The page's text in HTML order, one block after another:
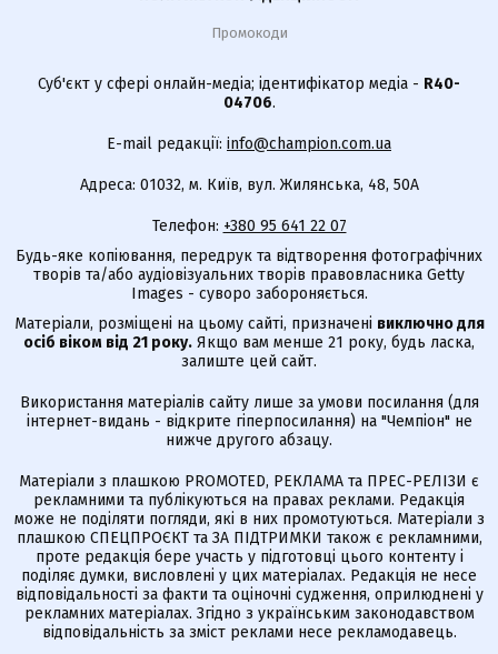
Промокоди
Суб'єкт у сфері онлайн-медіа; ідентифікатор медіа - R40-
04706.
E-mail редакції: info@champion.com.ua
Адреса: 01032, м. Київ, вул. Жилянська, 48, 50А
Телефон: +380 95 641 22 07
Будь-яке копіювання, передрук та відтворення фотографічних
творів та/або аудіовізуальних творів правовласника Getty
Images - суворо забороняється.
Матеріали, розміщені на цьому сайті, призначені виключно для
осіб віком від 21 року. Якщо вам менше 21 року, будь ласка,
залиште цей сайт.
Використання матеріалів сайту лише за умови посилання (для
інтернет-видань - відкрите гіперпосилання) на "Чемпіон" не
нижче другого абзацу.
Матеріали з плашкою PROMOTED, РЕКЛАМА та ПРЕС-РЕЛІЗИ є
рекламними та публікуються на правах реклами. Редакція
може не поділяти погляди, які в них промотуються. Матеріали з
плашкою СПЕЦПРОЄКТ та ЗА ПІДТРИМКИ також є рекламними,
проте редакція бере участь у підготовці цього контенту і
поділяє думки, висловлені у цих матеріалах. Редакція не несе
відповідальності за факти та оціночні судження, оприлюднені у
рекламних матеріалах. Згідно з українським законодавством
відповідальність за зміст реклами несе рекламодавець.